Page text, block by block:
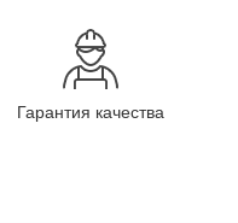
Гарантия качества